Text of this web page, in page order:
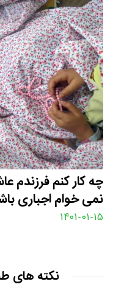
چه کار کنم فرزندم
نمی خوام اجباری
۱۴۰۱-۰۱-۱۵
نکته های